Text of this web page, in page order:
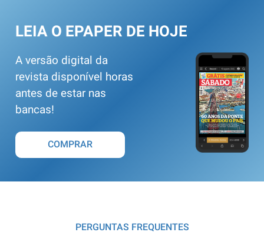
LEIA O EPAPER DE HOJE
A versão digital da
revista disponível horas
antes de estar nas
bancas!
COMPRAR
PERGUNTAS FREQUENTES